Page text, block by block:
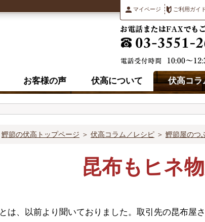
マイページ ご利用ガイ
お客様の声 伏高について 伏高コラ
鰹節の伏高トップページ ＞ 伏高コラム／レシピ ＞ 鰹節屋のつ
昆布もヒネ
とは、以前より聞いておりました。取引先の昆布屋